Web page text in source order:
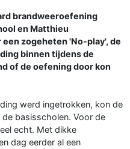
brandweeroefening
en Matthieu
zogeheten 'No-play', de
binnen tijdens de
of de oefening door kon
werd ingetrokken, kon de
basisscholen. Voor de
echt. Met dikke
dag eerder al een